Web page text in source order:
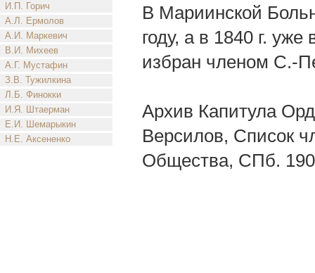
И.П. Горич
А.Л. Ермолов
А.И. Маркевич
В.И. Михеев
А.Г. Мустафин
З.В. Тужилкина
Л.Б. Финокки
И.Я. Штаерман
Е.И. Шемарыкин
Н.Е. Аксененко
В Мариинской
году, а в 1840 г.
избран членом С.-
Архив Капитула
Версилов, Список
Общества, СПб.